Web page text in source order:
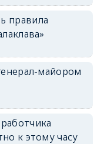
правила
майором
к этому часу